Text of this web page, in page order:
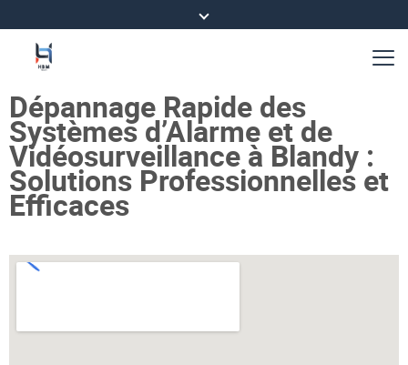
Dépannage Rapide des
Systèmes d’Alarme et de
Vidéosurveillance à Blandy :
Solutions Professionnelles et
Efficaces